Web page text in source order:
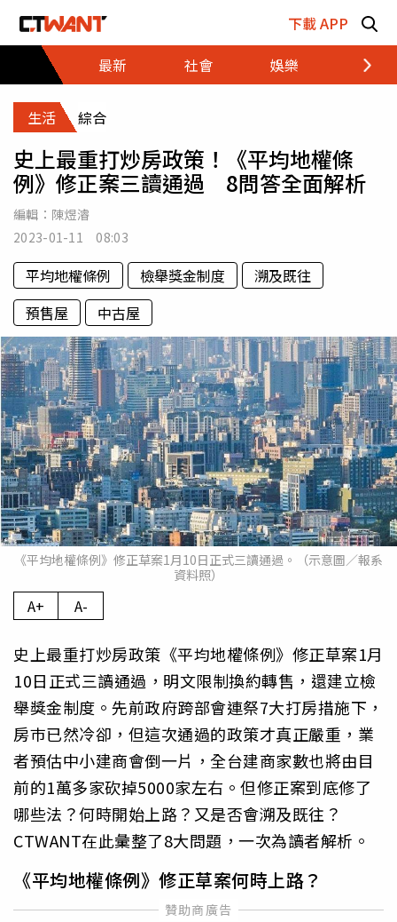
下載 APP
最新
社會 娛樂 財經
生活 綜合
史上最重打炒房政策！《平均地權條
例》修正案三讀通過 8問答全面解析
編輯： 陳煜濬
2023-01-11 08:03
平均地權條例 檢舉獎金制度
溯及既往
預售屋
中古屋
《平均地權條例》修正草案1月10日正式三讀通過。（示意圖／報系
資料照）
A+ A-
史上最重打炒房政策《平均地權條例》修正草案1月
10日正式三讀通過，明文限制換約轉售，還建立檢
舉獎金制度。先前政府跨部會連祭7大打房措施下，
房巿已然冷卻，但這次通過的政策才真正嚴重，業
者預估中小建商會倒一片，全台建商家數也將由目
前的1萬多家砍掉5000家左右。但修正案到底修了
哪些法？何時開始上路？又是否會溯及既往？
CTWANT在此彙整了8大問題，一次為讀者解析。
《平均地權條例》修正草案何時上路？